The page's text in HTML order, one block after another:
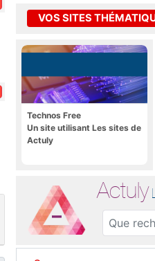
VOS SITES
Technos Free
Un site utilisant Les sites de
Actuly
Actuly